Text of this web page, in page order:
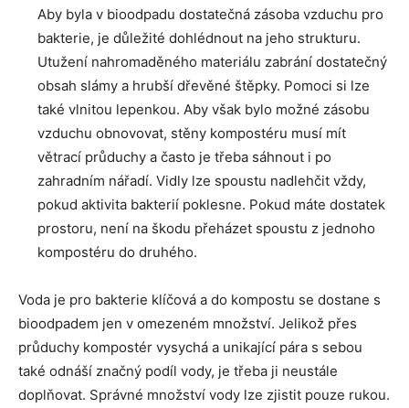
Aby byla v bioodpadu dostatečná zásoba vzduchu pro
bakterie, je důležité dohlédnout na jeho strukturu.
Utužení nahromaděného materiálu zabrání dostatečný
obsah slámy a hrubší dřevěné štěpky. Pomoci si lze
také vlnitou lepenkou. Aby však bylo možné zásobu
vzduchu obnovovat, stěny kompostéru musí mít
větrací průduchy a často je třeba sáhnout i po
zahradním nářadí. Vidly lze spoustu nadlehčit vždy,
pokud aktivita bakterií poklesne. Pokud máte dostatek
prostoru, není na škodu přeházet spoustu z jednoho
kompostéru do druhého.
Voda je pro bakterie klíčová a do kompostu se dostane s
bioodpadem jen v omezeném množství. Jelikož přes
průduchy kompostér vysychá a unikající pára s sebou
také odnáší značný podíl vody, je třeba ji neustále
doplňovat. Správné množství vody lze zjistit pouze rukou.